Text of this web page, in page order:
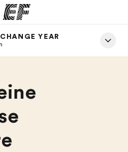
YEAR